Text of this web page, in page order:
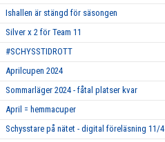
Ishallen är stängd för säsongen
Silver x 2 för Team 11
#SCHYSSTIDROTT
Aprilcupen 2024
Sommarläger 2024 - fåtal platser kvar
April = hemmacuper
Schysstare på nätet - digital föreläsning 11/4